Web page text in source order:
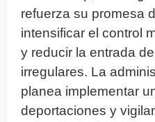
refuerza su promesa
intensificar el control
y reducir la entrada
irregulares. La
planea implementar
deportaciones y